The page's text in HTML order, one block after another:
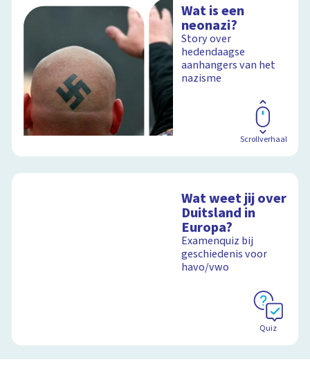
Wat is een
neonazi?
Story over
hedendaagse
aanhangers van het
nazisme
Scrollverhaal
Wat weet jij over
Duitsland in
Europa?
Examenquiz bij
geschiedenis voor
havo/vwo
Quiz